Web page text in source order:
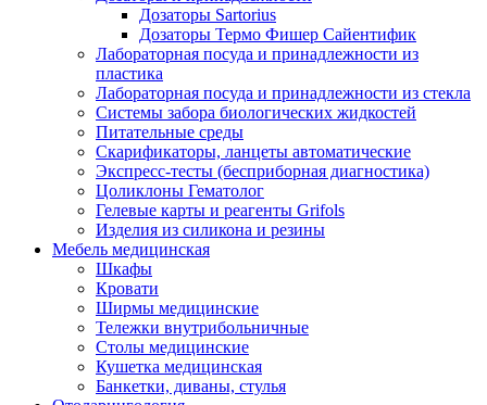
Дозаторы Sartorius
Дозаторы Термо Фишер Сайентифик
Лабораторная посуда и принадлежности из
пластика
Лабораторная посуда и принадлежности из стекла
Системы забора биологических жидкостей
Питательные среды
Скарификаторы, ланцеты автоматические
Экспресс-тесты (бесприборная диагностика)
Цоликлоны Гематолог
Гелевые карты и реагенты Grifols
Изделия из силикона и резины
Мебель медицинская
Шкафы
Кровати
Ширмы медицинские
Тележки внутрибольничные
Столы медицинские
Кушетка медицинская
Банкетки, диваны, стулья